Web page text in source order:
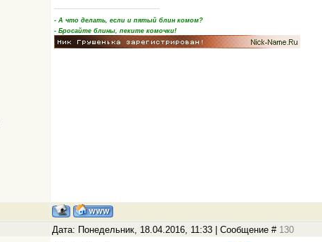
- А что делать, если и пятый блин комом?
- Бросайте блины, пеките комочки!
Дата: Понедельник, 18.04.2016, 11:33 | Сообщение # 130